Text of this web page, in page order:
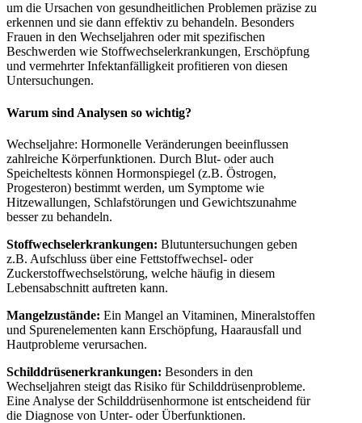
um die Ursachen von gesundheitlichen Problemen präzise zu
erkennen und sie dann effektiv zu behandeln. Besonders
Frauen in den Wechseljahren oder mit spezifischen
Beschwerden wie Stoffwechselerkrankungen, Erschöpfung
und vermehrter Infektanfälligkeit profitieren von diesen
Untersuchungen.
Warum sind Analysen so wichtig?
Wechseljahre: Hormonelle Veränderungen beeinflussen
zahlreiche Körperfunktionen. Durch Blut- oder auch
Speicheltests können Hormonspiegel (z.B. Östrogen,
Progesteron) bestimmt werden, um Symptome wie
Hitzewallungen, Schlafstörungen und Gewichtszunahme
besser zu behandeln.
Stoffwechselerkrankungen: Blutuntersuchungen geben
z.B. Aufschluss über eine Fettstoffwechsel- oder
Zuckerstoffwechselstörung, welche häufig in diesem
Lebensabschnitt auftreten kann.
Mangelzustände: Ein Mangel an Vitaminen, Mineralstoffen
und Spurenelementen kann Erschöpfung, Haarausfall und
Hautprobleme verursachen.
Schilddrüsenerkrankungen: Besonders in den
Wechseljahren steigt das Risiko für Schilddrüsenprobleme.
Eine Analyse der Schilddrüsenhormone ist entscheidend für
die Diagnose von Unter- oder Überfunktionen.